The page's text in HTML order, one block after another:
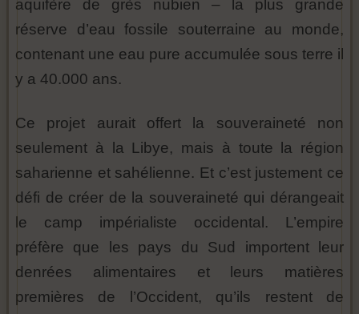
aquifère de grès nubien – la plus grande
réserve d’eau fossile souterraine au monde,
contenant une eau pure accumulée sous terre il
y a 40.000 ans.
Ce projet aurait offert la souveraineté non
seulement à la Libye, mais à toute la région
saharienne et sahélienne. Et c’est justement ce
défi de créer de la souveraineté qui dérangeait
le camp impérialiste occidental. L’empire
préfère que les pays du Sud importent leur
denrées alimentaires et leurs matières
premières de l’Occident, qu’ils restent de